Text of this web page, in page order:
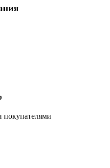
покупателями